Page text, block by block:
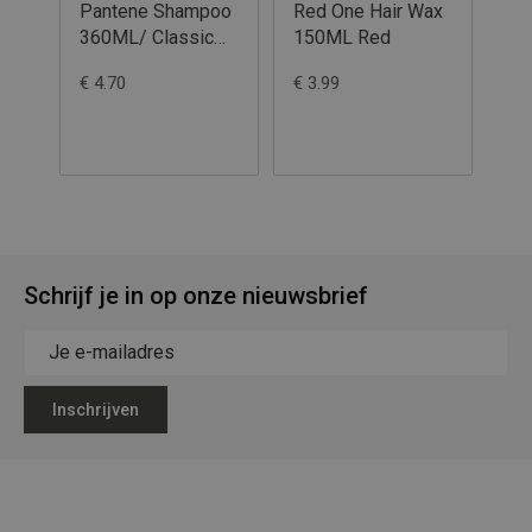
Pantene Shampoo
360ML/ Classic
€ 4.70
Red One Hair Wax
150ML Red
€ 3.99
Schrijf je in op onze nieuwsbrief
Inschrijven